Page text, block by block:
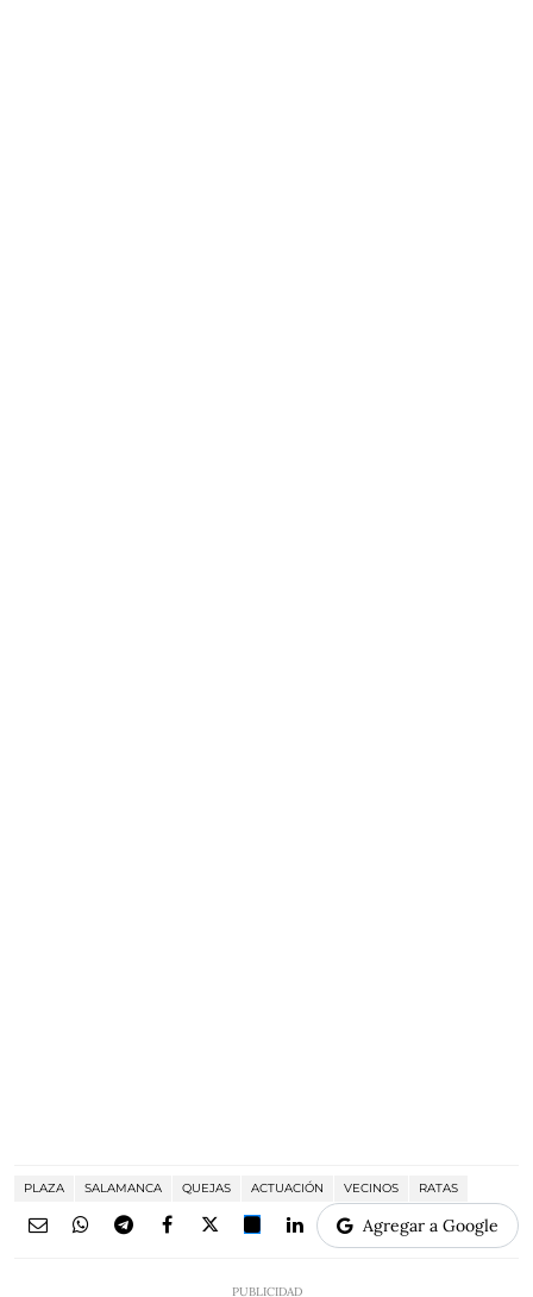
PLAZA SALAMANCA QUEJAS ACTUACIÓN VECINOS RATAS
Agregar a Google